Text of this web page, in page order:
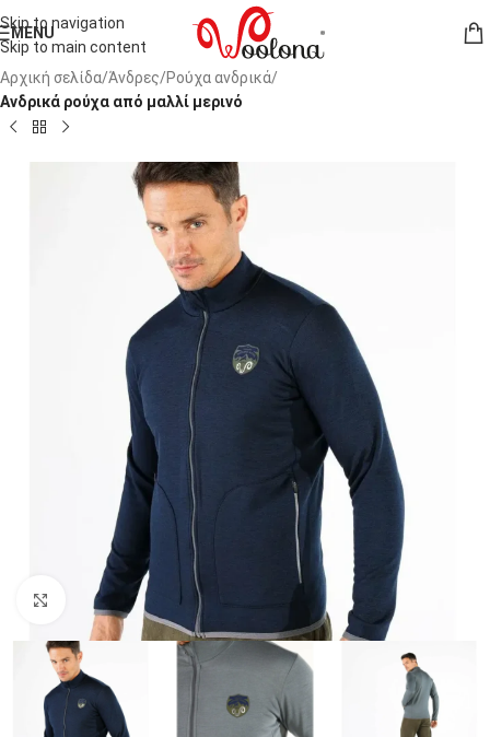
Skip to navigation
Skip to main content
MENU
Αρχική σελίδα Άνδρες Ρούχα ανδρικά
Ανδρικά ρούχα από μαλλί μερινό
Click to enlarge